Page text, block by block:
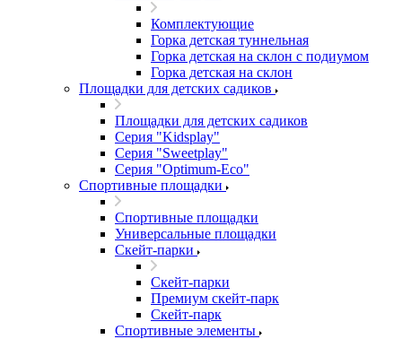
Комплектующие
Горка детская туннельная
Горка детская на склон с подиумом
Горка детская на склон
Площадки для детских садиков
Площадки для детских садиков
Серия "Kidsplay"
Серия "Sweetplay"
Серия "Оptimum-Еco"
Спортивные площадки
Спортивные площадки
Универсальные площадки
Скейт-парки
Скейт-парки
Премиум скейт-парк
Скейт-парк
Спортивные элементы